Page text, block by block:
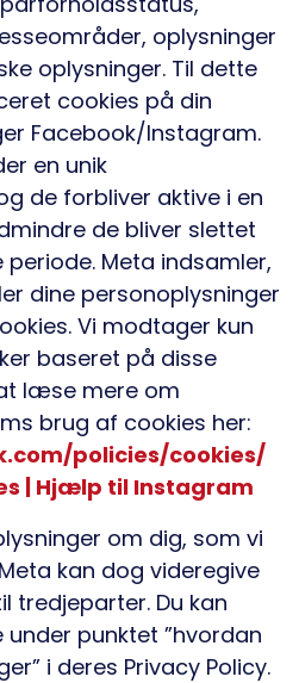
oplysninger
oplysninger. Til dette
cookies på din
Facebook/Instagram.
en unik
de forbliver aktive i en
de bliver slettet
Meta indsamler,
dine personoplysninger
Vi modtager kun
baseret på disse
læse mere om
brug af cookies her:
policies/cookies/
| Hjælp til Instagram
om dig, som vi
kan dog videregive
tredjeparter. Du kan
punktet ”hvordan
i deres Privacy Policy.